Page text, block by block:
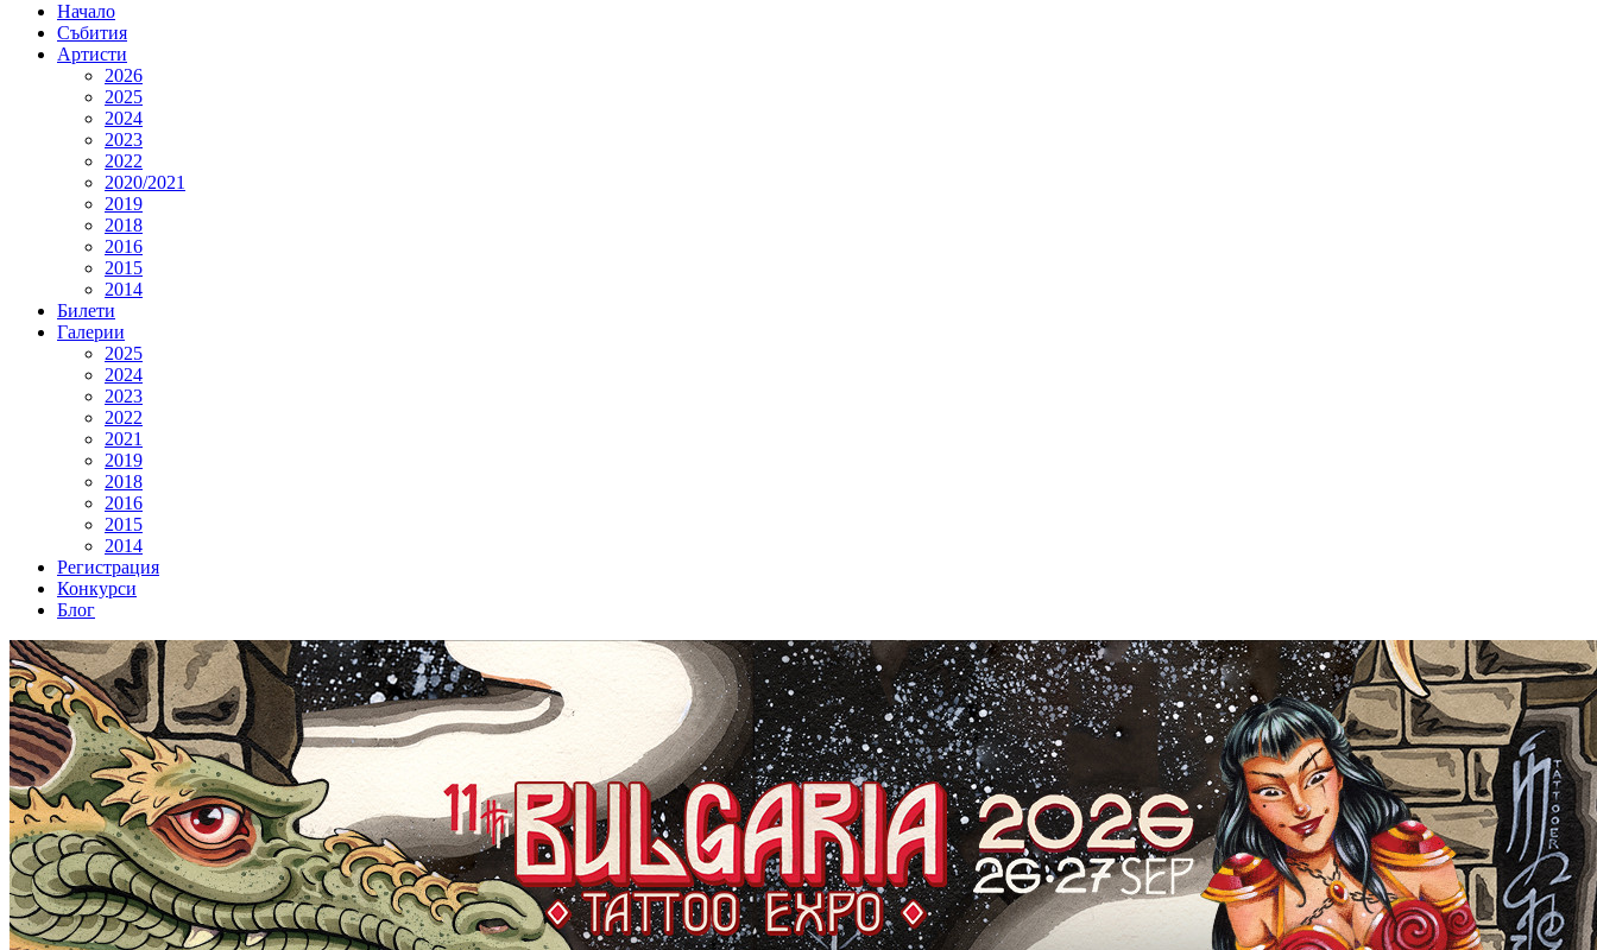
Начало
Събития
Артисти
2026
2025
2024
2023
2022
2020/2021
2019
2018
2016
2015
2014
Билети
Галерии
2025
2024
2023
2022
2021
2019
2018
2016
2015
2014
Регистрация
Конкурси
Блог